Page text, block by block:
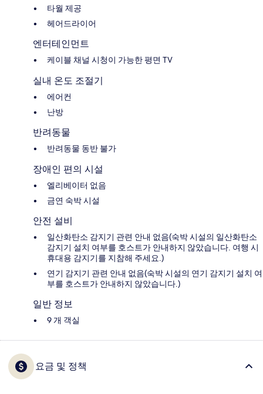
타월 제공
헤어드라이어
엔터테인먼트
케이블 채널 시청이 가능한 평면 TV
실내 온도 조절기
에어컨
난방
반려동물
반려동물 동반 불가
장애인 편의 시설
엘리베이터 없음
금연 숙박 시설
안전 설비
일산화탄소 감지기 관련 안내 없음(숙박 시설의 일산화탄소
감지기 설치 여부를 호스트가 안내하지 않았습니다. 여행 시
휴대용 감지기를 지참해 주세요.)
연기 감지기 관련 안내 없음(숙박 시설의 연기 감지기 설치 여
부를 호스트가 안내하지 않았습니다.)
일반 정보
9 개 객실
요금 및 정책